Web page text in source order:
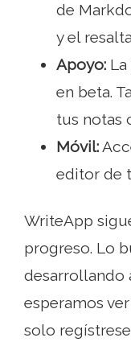
de
y el
Apoyo:
en beta.
tus notas
Móvil:
editor de
WriteApp
progreso. Lo
desarrollando
esperamos
solo